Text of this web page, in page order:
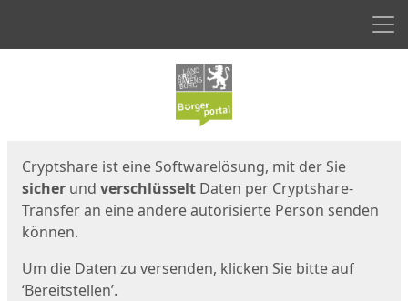
Cryptshare ist eine Softwarelösung, mit der Sie
sicher und verschlüsselt Daten per Cryptshare-
Transfer an eine andere autorisierte Person senden
können.
Um die Daten zu versenden, klicken Sie bitte auf
‘Bereitstellen’.